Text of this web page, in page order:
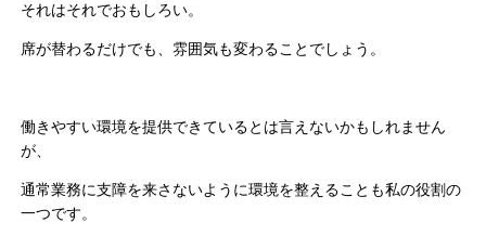
それはそれでおもしろい。
席が替わるだけでも、雰囲気も変わることでしょう。
働きやすい環境を提供できているとは言えないかもしれません
が、
通常業務に支障を来さないように環境を整えることも私の役割の
一つです。